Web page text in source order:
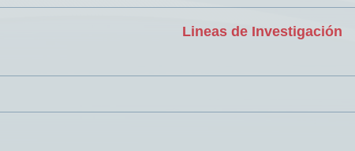
Lineas de Investigación